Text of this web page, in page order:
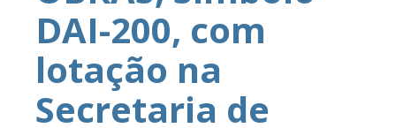
DAI-200, com
lotação na
Secretaria de